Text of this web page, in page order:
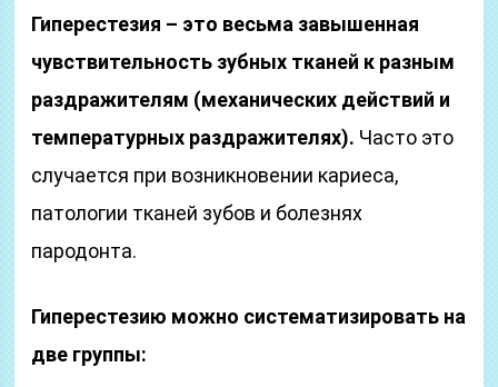
Гиперестезия – это весьма завышенная
чувствительность зубных тканей к разным
раздражителям (механических действий и
температурных раздражителях). Часто это
случается при возникновении кариеса,
патологии тканей зубов и болезнях
пародонта.
Гиперестезию можно систематизировать на
две группы: